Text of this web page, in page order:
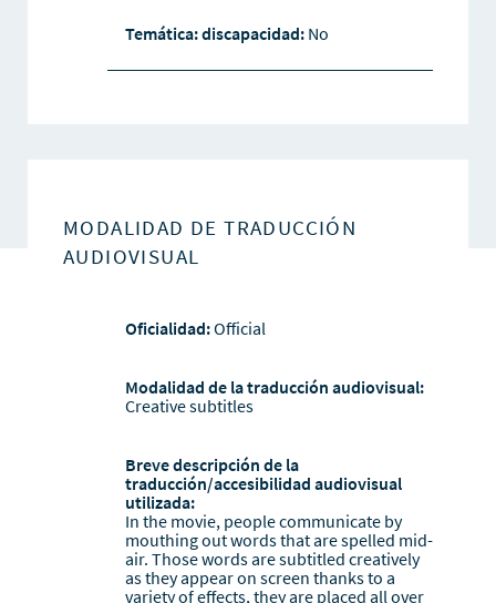
Temática: discapacidad: No
MODALIDAD DE TRADUCCIÓN
AUDIOVISUAL
Oficialidad:Official
Modalidad de la traducción audiovisual:
Creative subtitles
Breve descripción de la
traducción/accesibilidad audiovisual
utilizada:
In the movie, people communicate by
mouthing out words that are spelled mid-
air. Those words are subtitled creatively
as they appear on screen thanks to a
variety of effects, they are placed all over